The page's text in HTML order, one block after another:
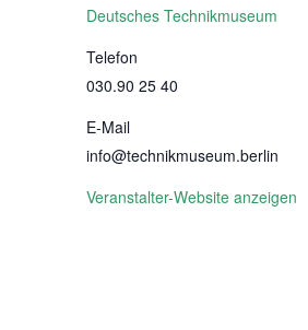
Deutsches Technikmuseum
Telefon
030.90 25 40
E-Mail
info@technikmuseum.berlin
Veranstalter-Website anzeigen